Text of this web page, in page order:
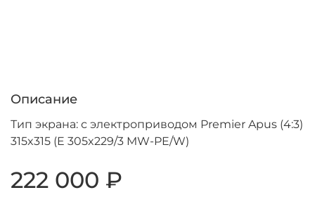
Описание
Тип экрана: с электроприводом Premier Apus (4:3)
315x315 (E 305x229/3 MW-PE/W)
222 000 ₽